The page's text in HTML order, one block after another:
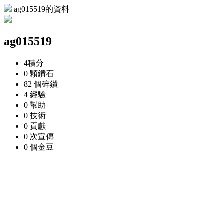
ag015519的資料
ag015519
4積分
0 顆鑽石
82 個碎鑽
4 經驗
0 幫助
0 技術
0 貢獻
0 次宣傳
0 個金豆